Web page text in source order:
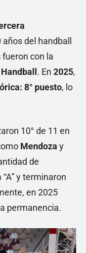
del handball
con la
. En 2025,
8° puesto, lo
10° de 11 en
Mendoza y
de
y terminaron
en 2025
permanencia.